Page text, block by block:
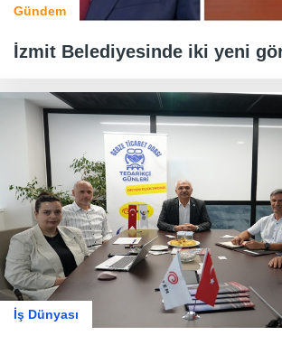
Gündem
İzmit Belediyesinde iki yeni
İş Dünyası